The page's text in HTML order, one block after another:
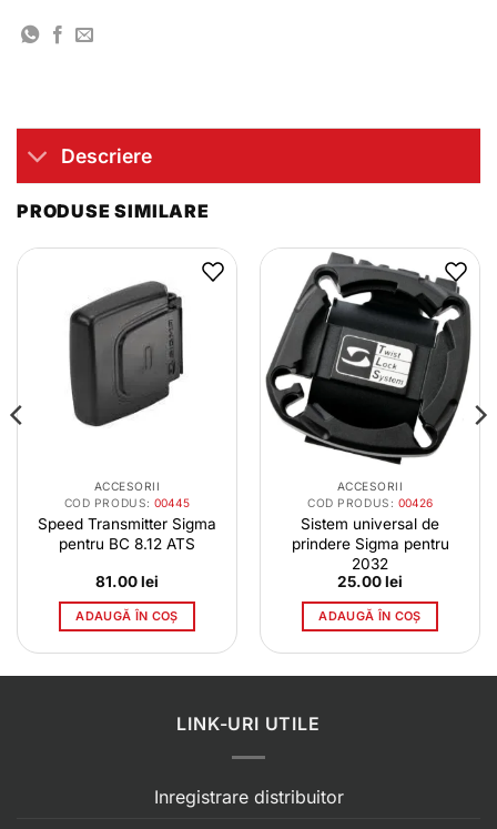
Descriere
PRODUSE SIMILARE
ACCESORII
COD PRODUS:00445
Speed Transmitter Sigma
pentru BC 8.12 ATS
81.00lei
ADAUGĂ ÎN COȘ
ACCESORII
COD PRODUS: 00426
Sistem universal de
prindere Sigma pentru
2032
25.00lei
ADAUGĂ ÎN COȘ
LINK-URI UTILE
Inregistrare distribuitor